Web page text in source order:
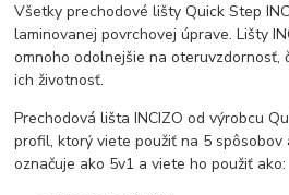
Všetky prechodové lišty Quick Step
laminovanej povrchovej úprave. Lišty
omnoho odolnejšie na oteruvzdornosť,
ich životnosť.
Prechodová lišta INCIZO od výrobcu
profil, ktorý viete použiť na 5
označuje ako 5v1 a viete ho použiť ako: